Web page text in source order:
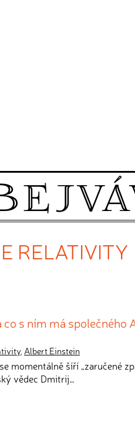
RELATIVITY
co s ním má
,Albert Einstein
momentálně šíří „zaručené
vědec Dmitrij…